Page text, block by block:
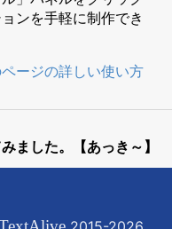
ンを手軽に制作でき
ージの詳しい使い方
ました。【あっき～】